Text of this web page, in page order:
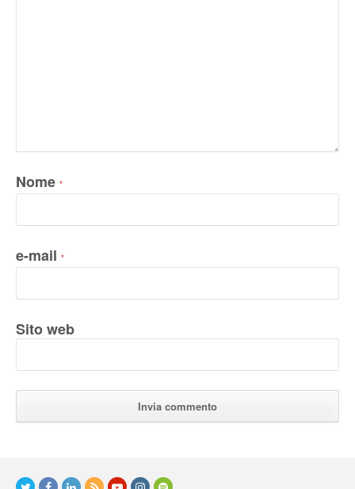
Nome *
e-mail *
Sito web